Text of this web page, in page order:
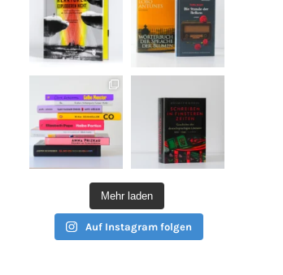
Mehr laden
Auf Instagram folgen